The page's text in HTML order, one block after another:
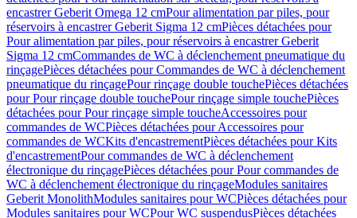
encastrer Geberit Omega 12 cmPour alimentation par piles, pour
réservoirs à encastrer Geberit Sigma 12 cmPièces détachées pour
Pour alimentation par piles, pour réservoirs à encastrer Geberit
Sigma 12 cmCommandes de WC à déclenchement pneumatique du
rinçagePièces détachées pour Commandes de WC à déclenchement
pneumatique du rinçagePour rinçage double touchePièces détachées
pour Pour rinçage double touchePour rinçage simple touchePièces
détachées pour Pour rinçage simple toucheAccessoires pour
commandes de WCPièces détachées pour Accessoires pour
commandes de WCKits d'encastrementPièces détachées pour Kits
d'encastrementPour commandes de WC à déclenchement
électronique du rinçagePièces détachées pour Pour commandes de
WC à déclenchement électronique du rinçageModules sanitaires
Geberit MonolithModules sanitaires pour WCPièces détachées pour
Modules sanitaires pour WCPour WC suspendusPièces détachées